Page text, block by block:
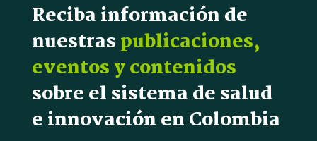
Reciba información de
nuestraspublicaciones,
eventos y contenidos
sobre el sistema de salud
e innovación en Colombia